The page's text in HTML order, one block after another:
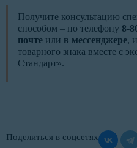
Получите консультацию
способом – по телефону 8-
почте или в мессенджере,
товарного знака вместе с
Стандарт».
Поделиться в соцсетях